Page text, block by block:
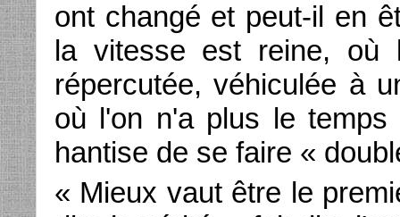
ont changé et peut-il en
la vitesse est reine, où
répercutée, véhiculée à
où l'on n'a plus le
hantise de se faire «
« Mieux vaut être le